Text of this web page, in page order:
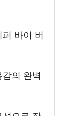
바이 버
의 완벽